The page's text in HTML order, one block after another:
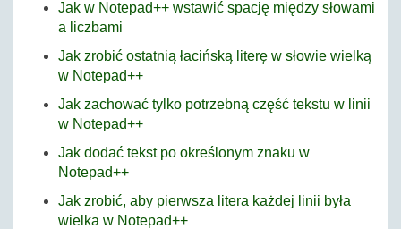
Jak w Notepad++ wstawić spację między słowami
a liczbami
Jak zrobić ostatnią łacińską literę w słowie wielką
w Notepad++
Jak zachować tylko potrzebną część tekstu w linii
w Notepad++
Jak dodać tekst po określonym znaku w
Notepad++
Jak zrobić, aby pierwsza litera każdej linii była
wielka w Notepad++